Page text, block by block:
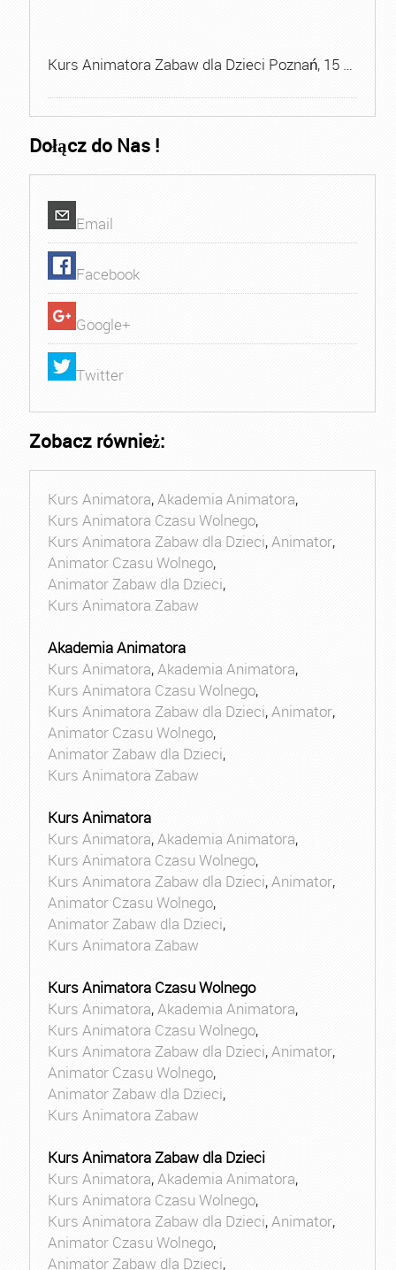
Kurs Animatora Zabaw dla Dzieci Poznań, 15 …
Dołącz do Nas !
Email
Facebook
Google+
Twitter
Zobacz również:
Kurs Animatora,Akademia Animatora,
Kurs Animatora Czasu Wolnego,
Kurs Animatora Zabaw dla Dzieci,Animator,
Animator Czasu Wolnego,
Animator Zabaw dla Dzieci,
Kurs Animatora Zabaw
Akademia Animatora
Kurs Animatora,Akademia Animatora,
Kurs Animatora Czasu Wolnego,
Kurs Animatora Zabaw dla Dzieci,Animator,
Animator Czasu Wolnego,
Animator Zabaw dla Dzieci,
Kurs Animatora Zabaw
Kurs Animatora
Kurs Animatora,Akademia Animatora,
Kurs Animatora Czasu Wolnego,
Kurs Animatora Zabaw dla Dzieci,Animator,
Animator Czasu Wolnego,
Animator Zabaw dla Dzieci,
Kurs Animatora Zabaw
Kurs Animatora Czasu Wolnego
Kurs Animatora,Akademia Animatora,
Kurs Animatora Czasu Wolnego,
Kurs Animatora Zabaw dla Dzieci,Animator,
Animator Czasu Wolnego,
Animator Zabaw dla Dzieci,
Kurs Animatora Zabaw
Kurs Animatora Zabaw dla Dzieci
Kurs Animatora,Akademia Animatora,
Kurs Animatora Czasu Wolnego,
Kurs Animatora Zabaw dla Dzieci,Animator,
Animator Czasu Wolnego,
Animator Zabaw dla Dzieci,